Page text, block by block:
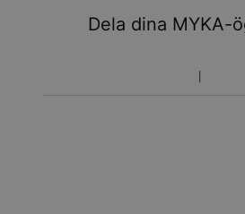
Dela dina MYKA-